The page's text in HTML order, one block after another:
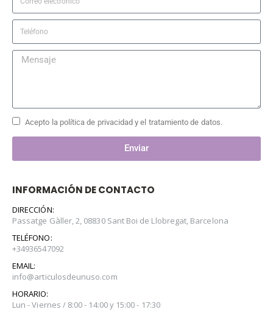
Acepto la política de privacidad y el tratamiento de datos.
Enviar
INFORMACIÓN DE CONTACTO
DIRECCIÓN:
Passatge Gàller, 2, 08830 Sant Boi de Llobregat, Barcelona
TELÉFONO:
+34936547092
EMAIL:
info@articulosdeunuso.com
HORARIO:
Lun - Viernes / 8:00 - 14:00 y 15:00 - 17:30